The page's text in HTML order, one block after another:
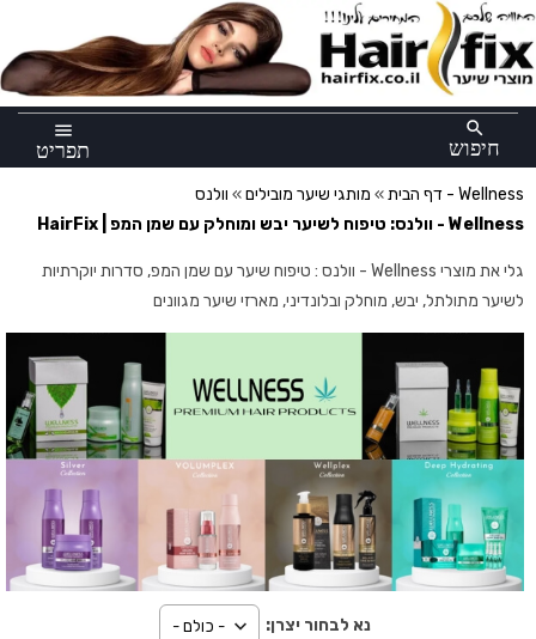
menu
תפריט
search
חיפוש
דף הבית» מותגי שיער מובילים»
וולנס - Wellness
Wellness - וולנס: טיפוח לשיער יבש ומוחלק עם שמן המפ | HairFix
גלי את מוצרי Wellness - וולנס : טיפוח שיער עם שמן המפ, סדרות יוקרתיות
לשיער מתולתל, יבש, מוחלק ובלונדיני, מארזי שיער מגוונים
נא לבחור יצרן:
×